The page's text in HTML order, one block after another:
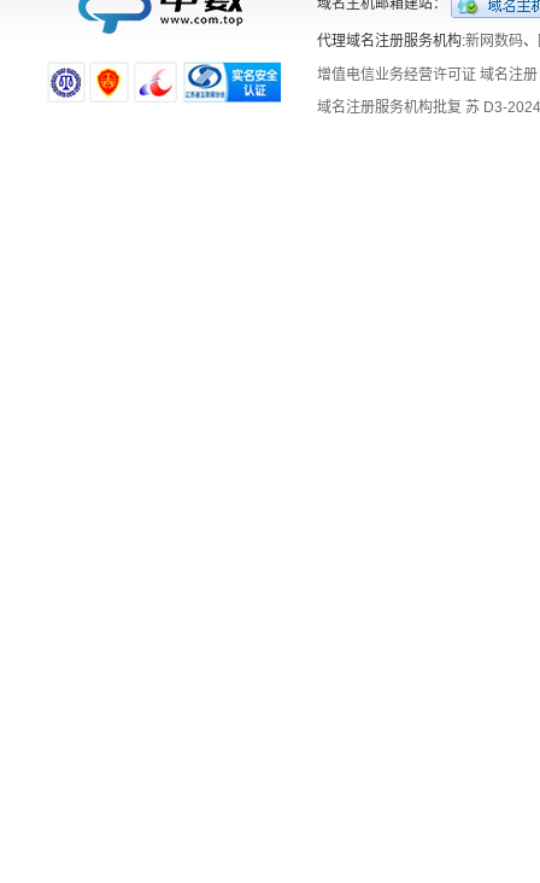
域名主机邮箱建站：
代理域名注册服务机构:新网数码、
增值电信业务经营许可证 域名注
域名注册服务机构批复 苏 D3-